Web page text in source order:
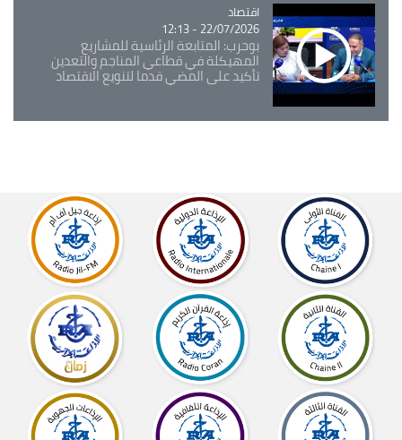
Catégorie
اقتصاد
22/07/2026 - 12:13
بوحرب: المتابعة الرئاسية للمشاريع
المهيكلة في قطاعي المناجم والتعدين
تأكيد على المضي قدما لتنويع الاقتصاد